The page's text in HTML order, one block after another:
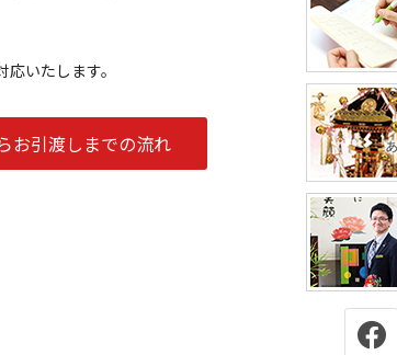
いたします。
お引渡しまでの流れ